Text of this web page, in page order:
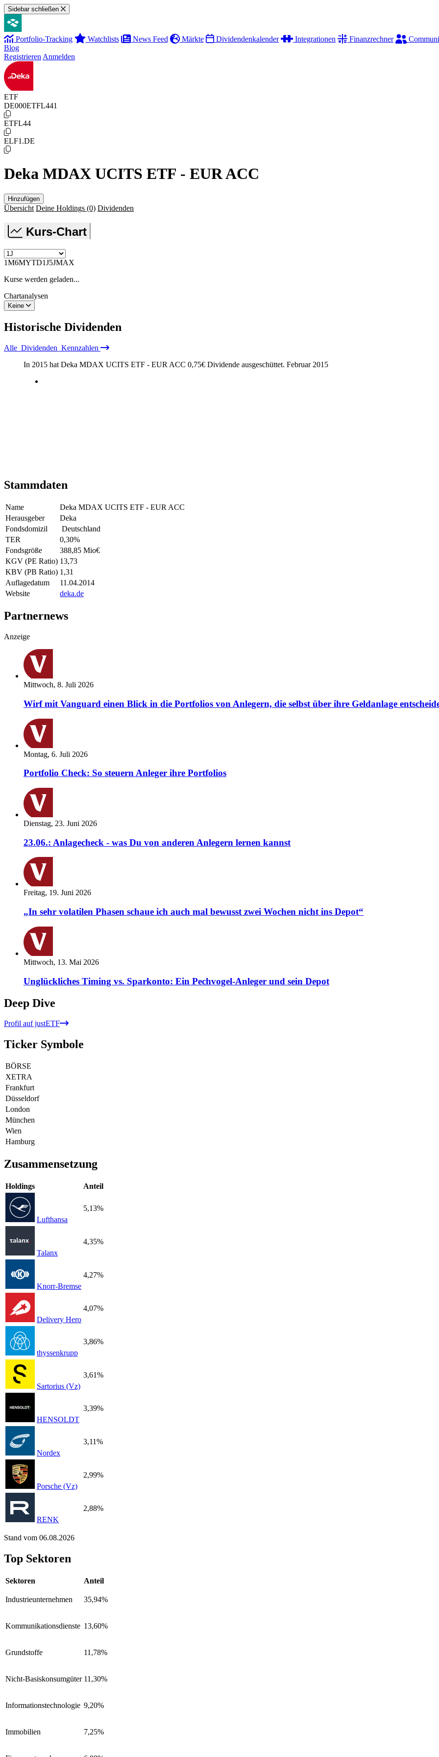
Sidebar schließen
Portfolio-Tracking Watchlists News Feed Märkte Dividendenkalender Integrationen Finanzrechner
Blog
Registrieren Anmelden
ETF
DE000ETFL441
ETFL44
ELF1.DE
Deka MDAX UCITS ETF - EUR ACC
Hinzufügen
Übersicht Deine Holdings (0) Dividenden
Kurs-Chart
1M6MYTD1J5JMAX
Kurse werden geladen...
Chartanalysen
Keine
Historische Dividenden
Alle Dividenden Kennzahlen
In 2015 hat Deka MDAX UCITS ETF - EUR ACC 0,75€ Dividende ausgeschüttet. Februar 2015
Stammdaten
Name
Deka MDAX UCITS ETF - EUR ACC
Herausgeber
Deka
Fondsdomizil
Deutschland
TER
0,30%
Fondsgröße
388,85 Mio€
KGV (PE Ratio) 13,73
KBV (PB Ratio) 1,31
Auflagedatum
11.04.2014
Website
deka.de
Partnernews
Anzeige
Mittwoch, 8. Juli 2026
Wirf mit Vanguard einen Blick in die Portfolios von Anlegern, die selbst über ihre Geldanlage
Montag, 6. Juli 2026
Portfolio Check: So steuern Anleger ihre Portfolios
Dienstag, 23. Juni 2026
23.06.: Anlagecheck - was Du von anderen Anlegern lernen kannst
Freitag, 19. Juni 2026
„In sehr volatilen Phasen schaue ich auch mal bewusst zwei Wochen nicht ins Depot“
Mittwoch, 13. Mai 2026
Unglückliches Timing vs. Sparkonto: Ein Pechvogel-Anleger und sein Depot
Deep Dive
Profil auf justETF
Ticker Symbole
BÖRSE
XETRA
Frankfurt
Düsseldorf
London
München
Wien
Hamburg
Zusammensetzung
Holdings Anteil
Lufthansa
5,13%
Talanx
4,35%
Knorr-Bremse
4,27%
Delivery Hero
4,07%
thyssenkrupp
3,86%
Sartorius (Vz)
3,61%
HENSOLDT
3,39%
Nordex
3,11%
Porsche (Vz)
2,99%
RENK
2,88%
Stand vom 06.08.2026
Top Sektoren
Sektoren Anteil
Industrieunternehmen 35,94%
Kommunikationsdienste 13,60%
Grundstoffe 11,78%
Nicht-Basiskonsumgüter 11,30%
Informationstechnologie 9,20%
Immobilien 7,25%